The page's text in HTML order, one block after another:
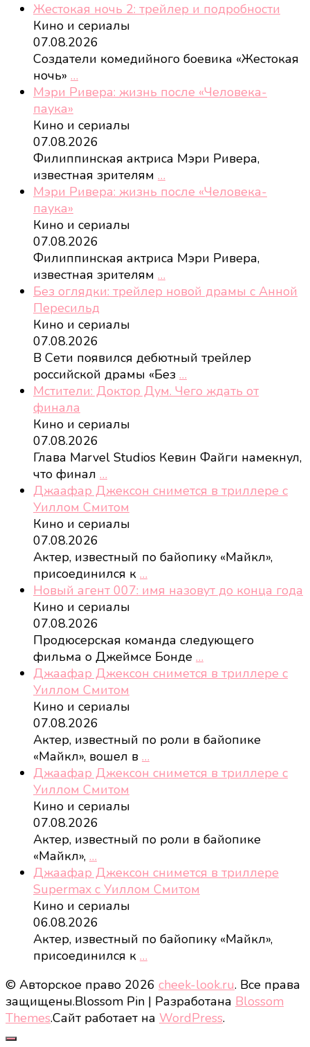
Жестокая ночь 2: трейлер и подробности
Кино и сериалы
07.08.2026
Создатели комедийного боевика «Жестокая
ночь» …
Мэри Ривера: жизнь после «Человека-
паука»
Кино и сериалы
07.08.2026
Филиппинская актриса Мэри Ривера,
известная зрителям …
Мэри Ривера: жизнь после «Человека-
паука»
Кино и сериалы
07.08.2026
Филиппинская актриса Мэри Ривера,
известная зрителям …
Без оглядки: трейлер новой драмы с Анной
Пересильд
Кино и сериалы
07.08.2026
В Сети появился дебютный трейлер
российской драмы «Без …
Мстители: Доктор Дум. Чего ждать от
финала
Кино и сериалы
07.08.2026
Глава Marvel Studios Кевин Файги намекнул,
что финал …
Джаафар Джексон снимется в триллере с
Уиллом Смитом
Кино и сериалы
07.08.2026
Актер, известный по байопику «Майкл»,
присоединился к …
Новый агент 007: имя назовут до конца года
Кино и сериалы
07.08.2026
Продюсерская команда следующего
фильма о Джеймсе Бонде …
Джаафар Джексон снимется в триллере с
Уиллом Смитом
Кино и сериалы
07.08.2026
Актер, известный по роли в байопике
«Майкл», вошел в …
Джаафар Джексон снимется в триллере с
Уиллом Смитом
Кино и сериалы
07.08.2026
Актер, известный по роли в байопике
«Майкл», …
Джаафар Джексон снимется в триллере
Supermax с Уиллом Смитом
Кино и сериалы
06.08.2026
Актер, известный по байопику «Майкл»,
присоединился к …
© Авторское право 2026 cheek-look.ru. Все права
защищены.Blossom Pin | Разработана Blossom
Themes.Сайт работает на WordPress.